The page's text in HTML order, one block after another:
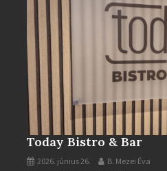
Today Bistro & Bar
2026. június 26. B. Mezei Éva